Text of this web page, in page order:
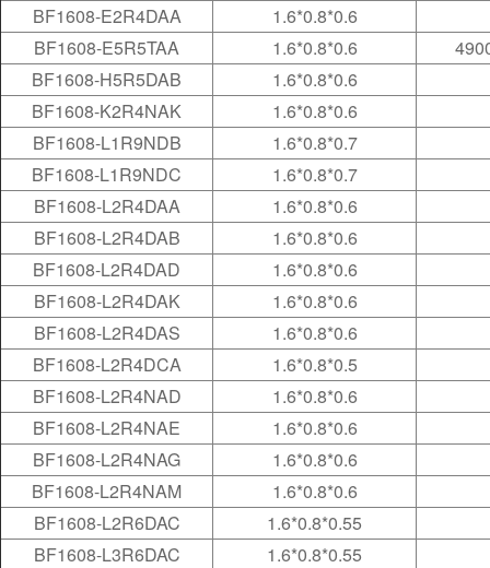
BF1608-E2R4DAA
1.6*0.8*0.6
BF1608-E5R5TAA
1.6*0.8*0.6
BF1608-H5R5DAB
1.6*0.8*0.6
BF1608-K2R4NAK
1.6*0.8*0.6
BF1608-L1R9NDB
1.6*0.8*0.7
BF1608-L1R9NDC
1.6*0.8*0.7
BF1608-L2R4DAA
1.6*0.8*0.6
BF1608-L2R4DAB
1.6*0.8*0.6
BF1608-L2R4DAD
1.6*0.8*0.6
BF1608-L2R4DAK
1.6*0.8*0.6
BF1608-L2R4DAS
1.6*0.8*0.6
BF1608-L2R4DCA
1.6*0.8*0.5
BF1608-L2R4NAD
1.6*0.8*0.6
BF1608-L2R4NAE
1.6*0.8*0.6
BF1608-L2R4NAG
1.6*0.8*0.6
BF1608-L2R4NAM
1.6*0.8*0.6
BF1608-L2R6DAC
1.6*0.8*0.55
BF1608-L3R6DAC
1.6*0.8*0.55